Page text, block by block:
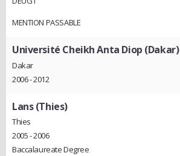
MENTION PASSABLE
Université Cheikh Anta Diop (Dakar)
Dakar
2006 - 2012
Lans (Thies)
Thies
2005 - 2006
Baccalaureate Degree